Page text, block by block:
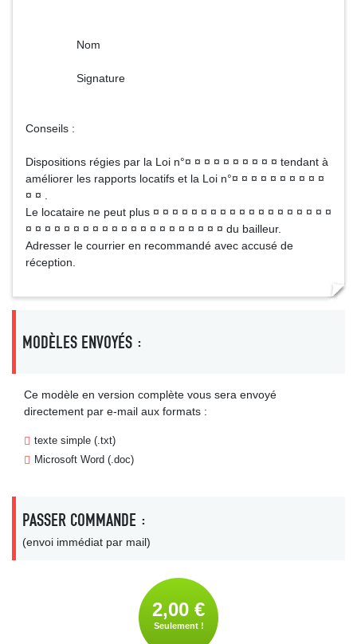
Nom
Signature
Conseils :
Dispositions régies par la Loi n°¤ ¤ ¤ ¤ ¤ ¤ ¤ ¤ ¤ ¤ tendant à
améliorer les rapports locatifs et la Loi n°¤ ¤ ¤ ¤ ¤ ¤ ¤ ¤ ¤ ¤
¤ ¤ .
Le locataire ne peut plus ¤ ¤ ¤ ¤ ¤ ¤ ¤ ¤ ¤ ¤ ¤ ¤ ¤ ¤ ¤ ¤ ¤ ¤ ¤
¤ ¤ ¤ ¤ ¤ ¤ ¤ ¤ ¤ ¤ ¤ ¤ ¤ ¤ ¤ ¤ ¤ ¤ ¤ ¤ ¤ du bailleur.
Adresser le courrier en recommandé avec accusé de
réception.
MODÈLES ENVOYÉS :
Ce modèle en version complète vous sera envoyé
directement par e-mail aux formats :
texte simple (.txt)
Microsoft Word (.doc)
PASSER COMMANDE :
(envoi immédiat par mail)
2,00 €
Seulement !